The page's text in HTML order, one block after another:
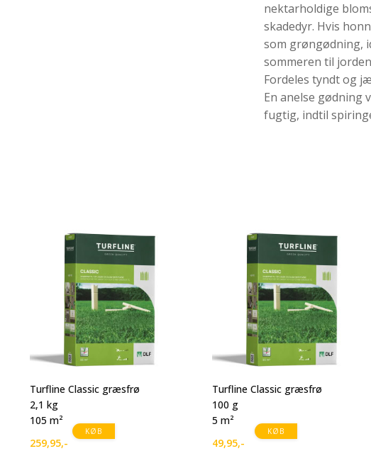
nektarholdige
skadedyr. Hvis
som grøngødning,
sommeren til
Fordeles tyndt og
En anelse gødning
fugtig, indtil
KØB
Turfline Classic græsfrø
2,1 kg
105 m²
259,95,-
KØB
Turfline Classic græsfrø
100 g
5 m²
49,95,-